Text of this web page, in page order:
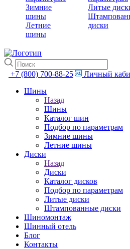
Зимние
шины
Летние
шины
Литые
диски
+7 (800) 700-88-25
Личный
Шины
Назад
Шины
Каталог шин
Подбор по параметрам
Зимние шины
Летние шины
Диски
Назад
Диски
Каталог дисков
Подбор по параметрам
Литые диски
Штампованные диски
Шиномонтаж
Шинный отель
Блог
Контакты